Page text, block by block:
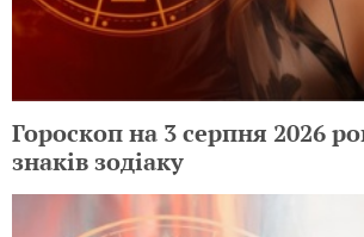
Гороскоп на 3 серпня 2026
знаків зодіаку